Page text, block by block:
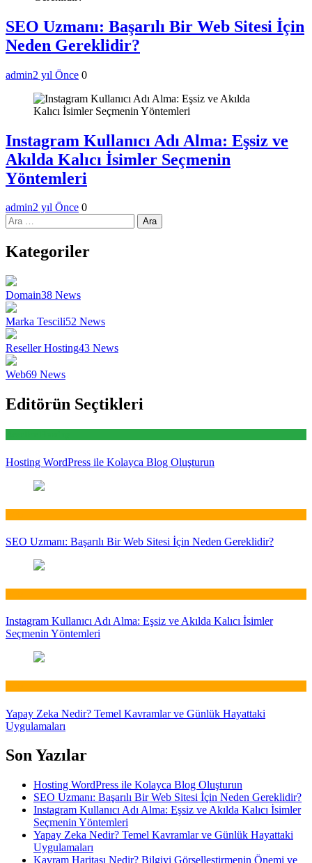
SEO Uzmanı: Başarılı Bir Web Sitesi İçin
Neden Gereklidir?
admin2 yıl Önce 0
Instagram Kullanıcı Adı Alma: Eşsiz ve
Akılda Kalıcı İsimler Seçmenin
Yöntemleri
admin2 yıl Önce 0
Arama:
Kategoriler
Domain38 News
Marka Tescili52 News
Reseller Hosting43 News
Web69 News
Editörün Seçtikleri
Hosting WordPress ile Kolayca Blog Oluşturun
SEO Uzmanı: Başarılı Bir Web Sitesi İçin Neden Gereklidir?
Instagram Kullanıcı Adı Alma: Eşsiz ve Akılda Kalıcı İsimler
Seçmenin Yöntemleri
Yapay Zeka Nedir? Temel Kavramlar ve Günlük Hayattaki
Uygulamaları
Son Yazılar
Hosting WordPress ile Kolayca Blog Oluşturun
SEO Uzmanı: Başarılı Bir Web Sitesi İçin Neden Gereklidir?
Instagram Kullanıcı Adı Alma: Eşsiz ve Akılda Kalıcı İsimler
Seçmenin Yöntemleri
Yapay Zeka Nedir? Temel Kavramlar ve Günlük Hayattaki
Uygulamaları
Kavram Haritası Nedir? Bilgiyi Görselleştirmenin Önemi ve